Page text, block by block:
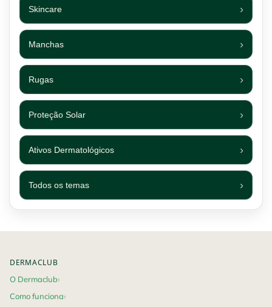
Skincare
Manchas
Rugas
Proteção Solar
Ativos Dermatológicos
Todos os temas
DERMACLUB
O Dermaclub
Como funciona